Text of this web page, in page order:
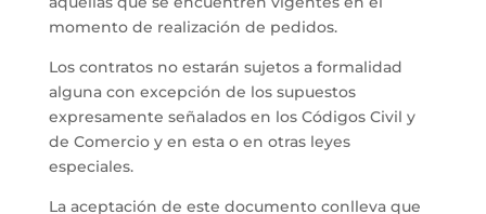
momento de realización de pedidos.
Los contratos no estarán sujetos a formalidad
alguna con excepción de los supuestos
expresamente señalados en los Códigos Civil y
de Comercio y en esta o en otras leyes
especiales.
La aceptación de este documento conlleva que